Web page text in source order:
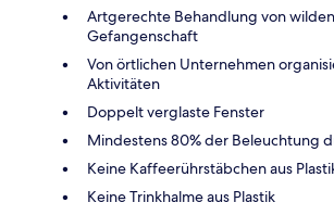
Artgerechte Behandlung von
Gefangenschaft
Von örtlichen Unternehmen
Aktivitäten
Doppelt verglaste Fenster
Mindestens 80% der Beleuchtung
Keine Kaffeerührstäbchen aus
Keine Trinkhalme aus Plastik